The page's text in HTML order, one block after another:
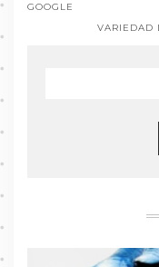
GOOGLE
VARIEDAD